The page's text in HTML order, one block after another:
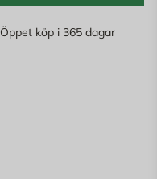
Öppet köp i 365 dagar